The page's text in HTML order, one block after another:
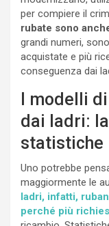
per compiere il
rubate sono
grandi numeri,
acquistate e più
conseguenza dai
I modelli
dai ladri:
statistiche
Uno potrebbe
maggiormente le
ladri, infatti,
perché più